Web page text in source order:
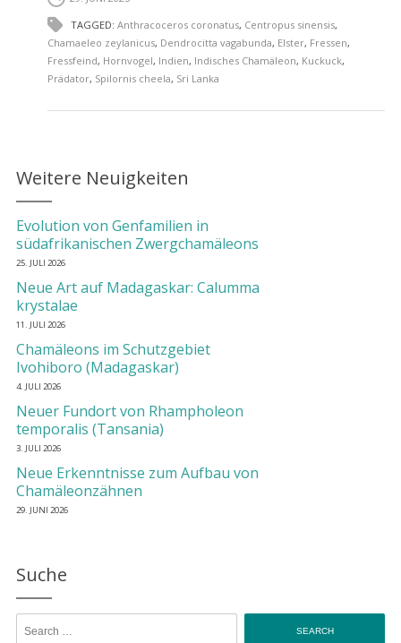
TAGGED: Anthracoceros coronatus, Centropus sinensis,
Chamaeleo zeylanicus, Dendrocitta vagabunda, Elster, Fressen,
Fressfeind, Hornvogel, Indien, Indisches Chamäleon, Kuckuck,
Prädator, Spilornis cheela, Sri Lanka
Weitere Neuigkeiten
Evolution von Genfamilien in
südafrikanischen Zwergchamäleons
25. JULI 2026
Neue Art auf Madagaskar: Calumma
krystalae
11. JULI 2026
Chamäleons im Schutzgebiet
Ivohiboro (Madagaskar)
4. JULI 2026
Neuer Fundort von Rhampholeon
temporalis (Tansania)
3. JULI 2026
Neue Erkenntnisse zum Aufbau von
Chamäleonzähnen
29. JUNI 2026
Suche